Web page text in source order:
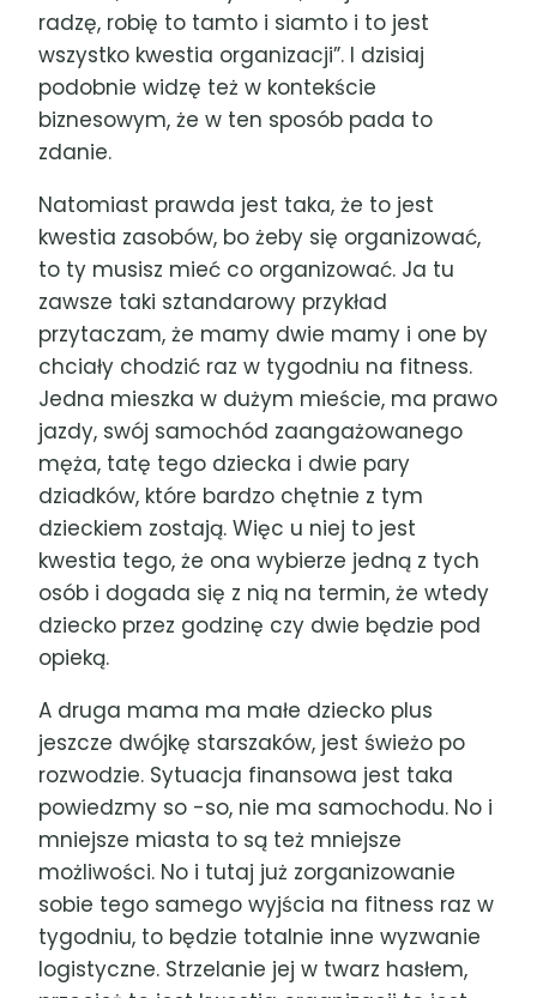
radzę, robię to tamto i siamto i to jest
wszystko kwestia organizacji”. I dzisiaj
podobnie widzę też w kontekście
biznesowym, że w ten sposób pada to
zdanie.
Natomiast prawda jest taka, że to jest
kwestia zasobów, bo żeby się organizować,
to ty musisz mieć co organizować. Ja tu
zawsze taki sztandarowy przykład
przytaczam, że mamy dwie mamy i one by
chciały chodzić raz w tygodniu na fitness.
Jedna mieszka w dużym mieście, ma prawo
jazdy, swój samochód zaangażowanego
męża, tatę tego dziecka i dwie pary
dziadków, które bardzo chętnie z tym
dzieckiem zostają. Więc u niej to jest
kwestia tego, że ona wybierze jedną z tych
osób i dogada się z nią na termin, że wtedy
dziecko przez godzinę czy dwie będzie pod
opieką.
A druga mama ma małe dziecko plus
jeszcze dwójkę starszaków, jest świeżo po
rozwodzie. Sytuacja finansowa jest taka
powiedzmy so -so, nie ma samochodu. No i
mniejsze miasta to są też mniejsze
możliwości. No i tutaj już zorganizowanie
sobie tego samego wyjścia na fitness raz w
tygodniu, to będzie totalnie inne wyzwanie
logistyczne. Strzelanie jej w twarz hasłem,